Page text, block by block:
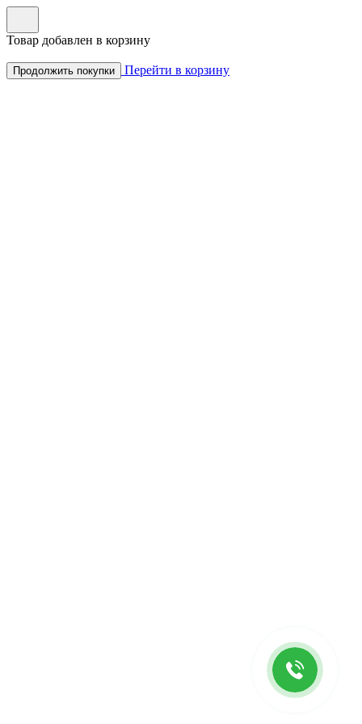
Товар добавлен в корзину
Продолжить покупки Перейти в корзину